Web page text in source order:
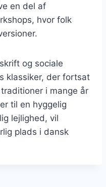
en del af
hvor folk
og sociale
klassiker, der fortsat
i mange år
til en hyggelig
lejlighed, vil
plads i dansk